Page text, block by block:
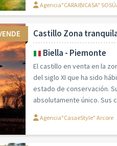
Agencia"CARAIBICASA"
Castillo Zona
Biella - Piemonte
El castillo en venta en la
del siglo XI que ha sido
estado de conservación.
absolutamente único. Sus
Agencia"CasaeStyle" Arcore